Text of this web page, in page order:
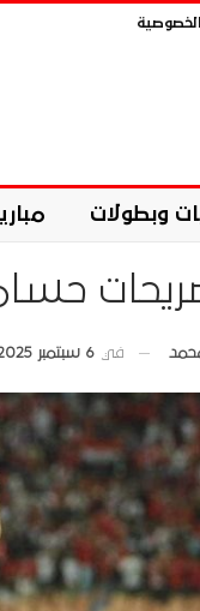
وبطولات
تصريحات
في 6 سبتمبر 2025